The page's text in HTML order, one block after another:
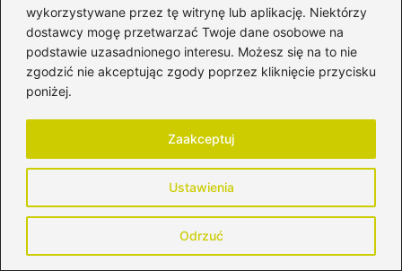
wykorzystywane przez tę witrynę lub aplikację. Niektórzy
dostawcy mogę przetwarzać Twoje dane osobowe na
podstawie uzasadnionego interesu. Możesz się na to nie
zgodzić nie akceptując zgody poprzez kliknięcie przycisku
poniżej.
Ustawienia
Odrzuć
Zaakceptuj
porodzie?
Jak przetrwać pierwszy okres po
porodzie? Dołącz do dyskusji na forum!
odkryj krzyżówkę dla mam
Czy 5 dni opieki na dziecko może być
Sprzątanie po sobie – skuteczne metody,
by nauczyć dziecko porządku